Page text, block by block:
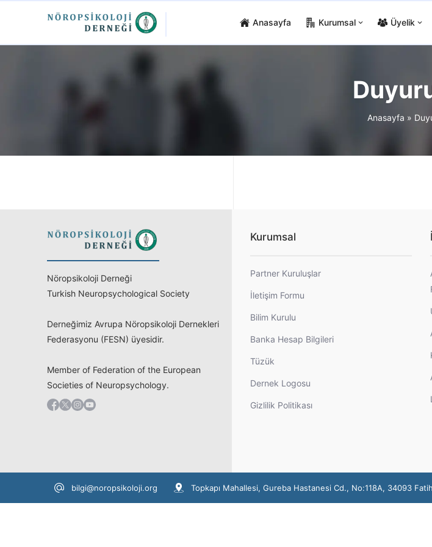
Anasayfa Kurumsal Üyelik
Anasayfa »
Nöropsikoloji Derneği
Turkish Neuropsychological Society
Derneğimiz Avrupa Nöropsikoloji Dernekleri
Federasyonu (FESN) üyesidir.
Member of Federation of the European
Societies of Neuropsychology.
Kurumsal
Partner Kuruluşlar
İletişim Formu
Bilim Kurulu
Banka Hesap Bilgileri
Tüzük
Dernek Logosu
Gizlilik Politikası
bilgi@noropsikoloji.org Topkapı Mahallesi, Gureba Hastanesi Cd., No:118A, 34093